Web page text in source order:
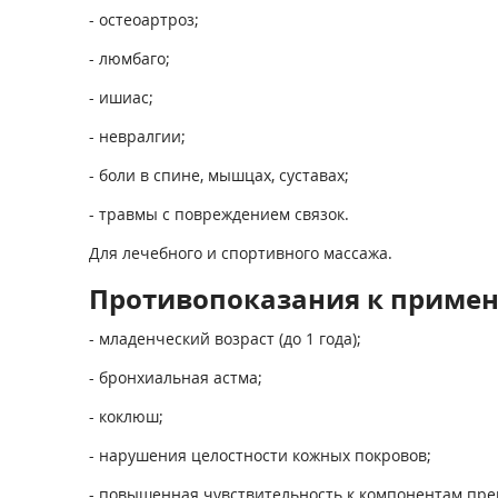
- остеоартроз;
- люмбаго;
- ишиас;
- невралгии;
- боли в спине, мышцах, суставах;
- травмы с повреждением связок.
Для лечебного и спортивного массажа.
Противопоказания к
- младенческий возраст (до 1 года);
- бронхиальная астма;
- коклюш;
- нарушения целостности кожных покровов;